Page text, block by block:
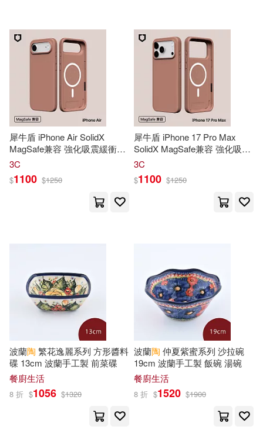
鞋包配件(1067) 票券(55)
寵物生活(446)
故宮精品(2) 電子書閱讀器(9)
電子書(8629) 禮物卡(11)
有聲書(393)
アリスJAPAN公式E-book(79)
PRESTIGE DIGITAL BOOK SERIE
佐知子(78) 極楽(74)
世一編輯部(73) 日向夏(72)
陶綺彤(72)
陳長海（主編）(69)
チェリーズ(58)
プレステージ出版（写真集）(58)
陶汐語(58)
Neo Media(315)
化學工業出版社(311)
崧燁文化(295) 尖端(289)
清華大學出版社(261)
中國建築工業出版社(243)
時報出版(240)
電子工業出版社(222)
長鴻出版社(207)
中國人口出版社(204)
可超商取貨(25259)
可海外宅配(23665)
可港澳店取(21648)
可新加坡店取(21608)
可菲律賓店取(21712)
本週上市新品(108)
電子書 (可複選)
適合手機平板閱讀(3414)
適合平板閱讀(5214)
犀牛盾 iPhone Air SolidX
MagSafe兼容 強化吸震緩衝防
摔磁吸手機殼- 晨
3C
$1100 $1250
犀牛盾 iPhone 17 Pro Max
SolidX MagSafe兼容 強化吸震
緩衝防摔磁吸手機殼- 晨
3C
$1100 $1250
波蘭陶 繁花逸麗系列 方形醬料
碟 13cm 波蘭手工製 前菜碟
餐廚生活
8 折 $1056 $1320
波蘭陶 仲夏紫蜜系列 沙拉碗
19cm 波蘭手工製 飯碗 湯碗
餐廚生活
8 折 $1520 $1900